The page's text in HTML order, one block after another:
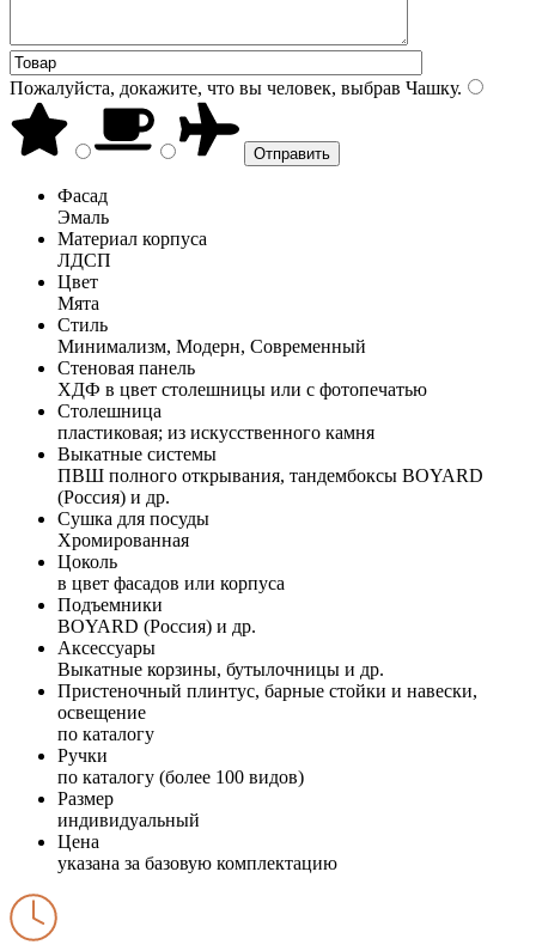
Пожалуйста, докажите, что вы человек, выбрав Чашку.
Фасад
Эмаль
Материал корпуса
ЛДСП
Цвет
Мята
Стиль
Минимализм, Модерн, Современный
Стеновая панель
ХДФ в цвет столешницы или с фотопечатью
Столешница
пластиковая; из искусственного камня
Выкатные системы
ПВШ полного открывания, тандембоксы BOYARD
(Россия) и др.
Сушка для посуды
Хромированная
Цоколь
в цвет фасадов или корпуса
Подъемники
BOYARD (Россия) и др.
Аксессуары
Выкатные корзины, бутылочницы и др.
Пристеночный плинтус, барные стойки и навески,
освещение
по каталогу
Ручки
по каталогу (более 100 видов)
Размер
индивидуальный
Цена
указана за базовую комплектацию